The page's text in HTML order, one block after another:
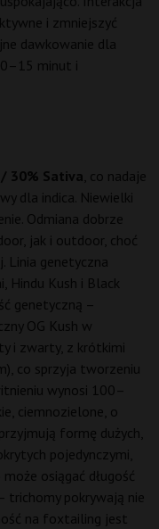
i zmniejszyć
dawkowanie dla
minut i
30% Sativa , co nadaje
dla indica. Niewielki
Odmiana dobrze
jak i outdoor, choć
Linia genetyczna
Hindu Kush i Black
genetyczną –
OG Kush w
i zwarty, z krótkimi
co sprzyja tworzeniu
wynosi 100–
ciemnozielone, o
formę dużych,
pojedynczymi,
osiągać długość
trichomy pokrywają nie
na foxtailing jest